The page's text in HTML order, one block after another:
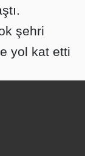
şehri
yol kat etti